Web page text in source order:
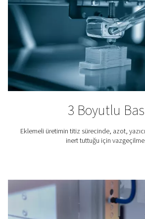
Kahve
Azot, kahvenin tükenmesine
dışarı atar. Kahvenin lezzetini